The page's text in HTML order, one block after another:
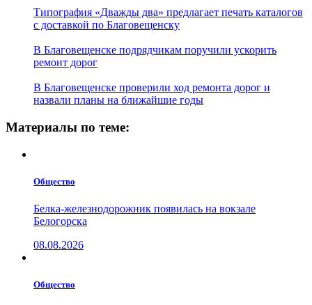
Типография «Дважды два» предлагает печать каталогов
с доставкой по Благовещенску
В Благовещенске подрядчикам поручили ускорить
ремонт дорог
В Благовещенске проверили ход ремонта дорог и
назвали планы на ближайшие годы
Материалы по теме:
Общество
Белка-железнодорожник появилась на вокзале
Белогорска
08.08.2026
Общество